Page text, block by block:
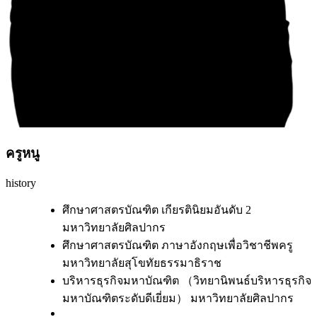
ครูหนู
history
ศึกษาศาสตรบัณฑิต เกียรตินิยมอันดับ 2
มหาวิทยาลัยศิลปากร
ศึกษาศาสตรบัณฑิต ภาษาอังกฤษเพื่อวิชาชีพครู
มหาวิทยาลัยสุโขทัยธรรมาธิราช
บริหารธุรกิจมหาบัณฑิต （วิทยานิพนธ์บริหารธุรกิจ
มหาบัณฑิตระดับดีเยี่ยม） มหาวิทยาลัยศิลปากร